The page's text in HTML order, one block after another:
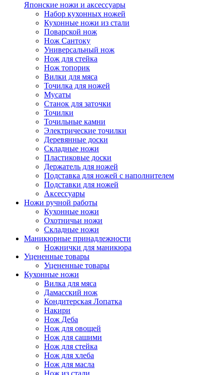
Японские ножи и аксессуары
Набор кухонных ножей
Кухонные ножи из стали
Поварской нож
Нож Сантоку
Универсальный нож
Нож для стейка
Нож топорик
Вилки для мяса
Точилка для ножей
Мусаты
Станок для заточки
Точилки
Точильные камни
Электрические точилки
Деревянные доски
Складные ножи
Пластиковые доски
Держатель для ножей
Подставка для ножей с наполнителем
Подставки для ножей
Аксессуары
Ножи ручной работы
Кухонные ножи
Охотничьи ножи
Складные ножи
Маникюрные принадлежности
Ножнички для маникюра
Уцененные товары
Уцененные товары
Кухонные ножи
Вилка для мяса
Дамасский нож
Кондитерская Лопатка
Накири
Нож Деба
Нож для овощей
Нож для сашими
Нож для стейка
Нож для хлеба
Нож для масла
Нож из стали